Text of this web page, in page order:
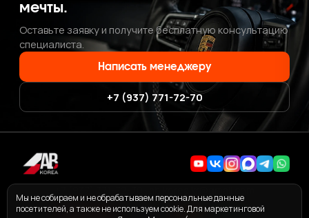
мечты.
Оставьте заявку и получите бесплатную консультацию
специалиста.
Написать менеджеру
+7 (937) 771-72-70
Мы не собираем и не обрабатываем персональные данные
посетителей, а также не используем cookie. Для маркетинговой